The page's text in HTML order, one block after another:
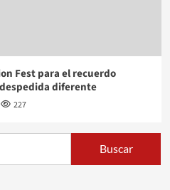
Fest para el recuerdo
diferente
227